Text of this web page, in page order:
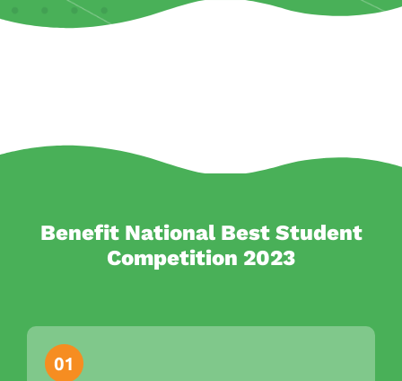
Benefit National Best Student
Competition 2023